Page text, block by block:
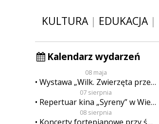
KULTURA| EDUKACJA|
Kalendarz wydarzeń
08 maja
Wystawa „Wilk. Zwierzęta przeklęte”
07 sierpnia
Repertuar kina „Syreny” w Wieluniu w dn. od 7 do 13 sierpnia
08 sierpnia